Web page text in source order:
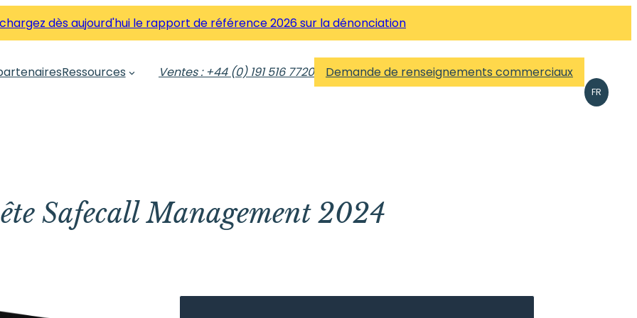
dès aujourd'hui le rapport de référence 2026 sur la dénonciation
Ressources Ventes : +44 (0) 191 516 7720 Demande de renseignements commerciaux
FR
Safecall Management 2024